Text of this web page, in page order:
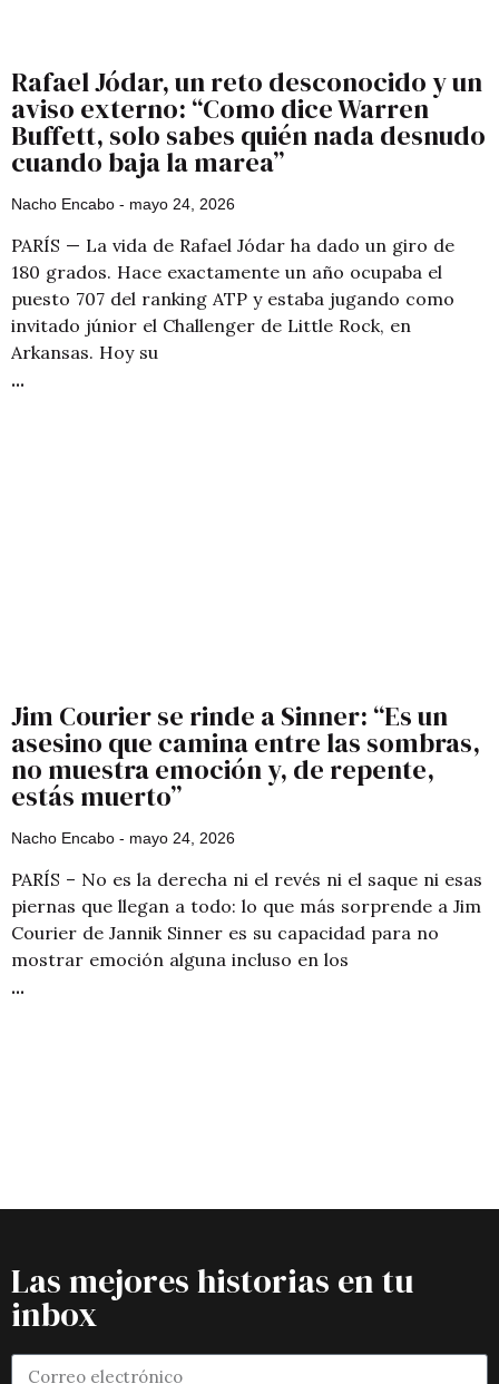
Rafael Jódar, un reto desconocido y un
aviso externo: “Como dice Warren
Buffett, solo sabes quién nada desnudo
cuando baja la marea”
Nacho Encabo mayo 24, 2026
PARÍS — La vida de Rafael Jódar ha dado un giro de
180 grados. Hace exactamente un año ocupaba el
puesto 707 del ranking ATP y estaba jugando como
invitado júnior el Challenger de Little Rock, en
Arkansas. Hoy su
Jim Courier se rinde a Sinner: “Es un
asesino que camina entre las sombras,
no muestra emoción y, de repente,
estás muerto”
Nacho Encabo mayo 24, 2026
PARÍS – No es la derecha ni el revés ni el saque ni esas
piernas que llegan a todo: lo que más sorprende a Jim
Courier de Jannik Sinner es su capacidad para no
mostrar emoción alguna incluso en los
Las mejores historias en tu
inbox